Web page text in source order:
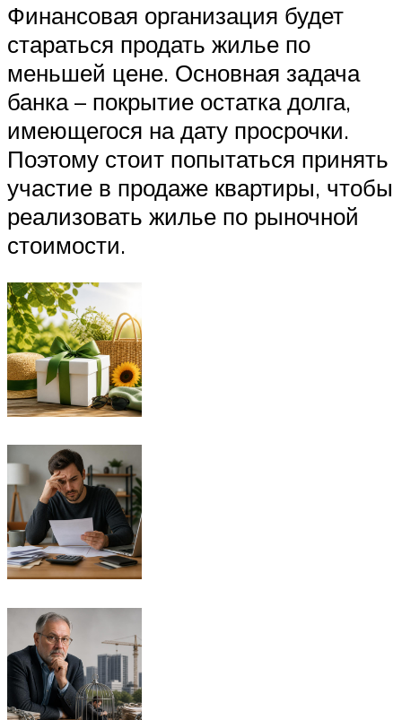
Финансовая организация будет
стараться продать жилье по
меньшей цене. Основная задача
банка – покрытие остатка долга,
имеющегося на дату просрочки.
Поэтому стоит попытаться принять
участие в продаже квартиры, чтобы
реализовать жилье по рыночной
стоимости.